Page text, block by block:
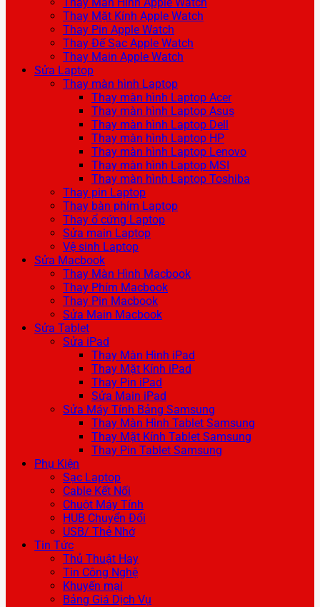
Thay Mặt Kính Apple Watch
Thay Pin Apple Watch
Thay Đế Sạc Apple Watch
Thay Main Apple Watch
Sửa Laptop
Thay màn hình Laptop
Thay màn hình Laptop Acer
Thay màn hình Laptop Asus
Thay màn hình Laptop Dell
Thay màn hình Laptop HP
Thay màn hình Laptop Lenovo
Thay màn hình Laptop MSI
Thay màn hình Laptop Toshiba
Thay pin Laptop
Thay bàn phím Laptop
Thay ổ cứng Laptop
Sửa main Laptop
Vệ sinh Laptop
Sửa Macbook
Thay Màn Hình Macbook
Thay Phím Macbook
Thay Pin Macbook
Sửa Main Macbook
Sửa Tablet
Sửa iPad
Thay Màn Hình iPad
Thay Mặt Kính iPad
Thay Pin iPad
Sửa Main iPad
Sửa Máy Tính Bảng Samsung
Thay Màn Hình Tablet Samsung
Thay Mặt Kính Tablet Samsung
Thay Pin Tablet Samsung
Phụ Kiện
Sạc Laptop
Cable Kết Nối
Chuột Máy Tính
HUB Chuyển Đổi
USB/ Thẻ Nhớ
Tin Tức
Thủ Thuật Hay
Tin Công Nghệ
Khuyến mại
Bảng Giá Dịch Vụ